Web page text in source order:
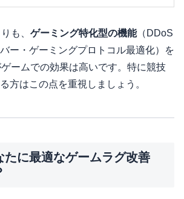
も、 ゲーミング特化型の機能（DDoS
ー・ゲーミングプロトコル最適化）を
ームでの効果は高いです。特に競技
方はこの点を重視しましょう。
たに最適なゲームラグ改善